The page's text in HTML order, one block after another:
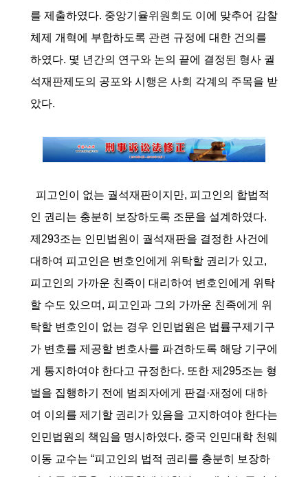
를 제출하였다. 중앙기율위원회도 이에 맞추어 감찰
체제 개혁에 부합하도록 관련 규정에 대한 건의를
하였다. 몇 년간의 연구와 논의 끝에 결정된 형사 궐
석재판제도의 공포와 시행은 사회 각계의 주목을 받
았다.
피고인이 없는 궐석재판이지만, 피고인의 합법적
인 권리는 충분히 보장하도록 조문을 설계하였다.
제293조는 인민법원이 궐석재판을 결정한 사건에
대하여 피고인은 변호인에게 위탁할 권리가 있고,
피고인의 가까운 친족이 대리하여 변호인에게 위탁
할 수도 있으며, 피고인과 그의 가까운 친족에게 위
탁할 변호인이 없는 경우 인민법원은 법률구제기구
가 변호를 제공할 변호사를 파견하도록 해당 기구에
게 통지하여야 한다고 규정한다. 또한 제295조는 형
벌을 집행하기 전에 범죄자에게 판결·재정에 대하
여 이의를 제기할 권리가 있음을 고지하여야 한다는
인민법원의 책임을 명시하였다. 중국 인민대학 천웨
이동 교수는 “피고인의 법적 권리를 충분히 보장하